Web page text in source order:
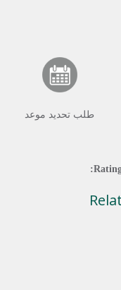
طلب تحديد موعد